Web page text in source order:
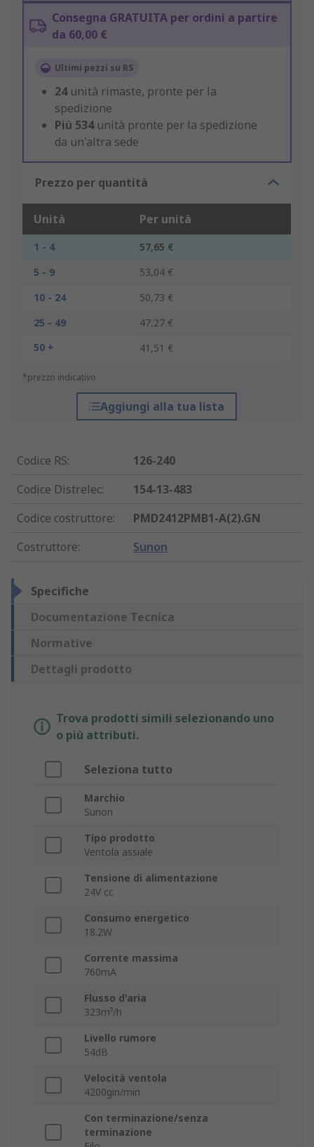
Consegna GRATUITA per ordini a partire
da 60,00 €
Ultimi pezzi su RS
24 unità rimaste, pronte per la
spedizione
Più 534 unità pronte per la spedizione
da un'altra sede
Prezzo per quantità
Unità Per unità
1 - 4
57,65 €
5 - 9
53,04 €
10 - 24
50,73 €
25 - 49
47,27 €
50 +
41,51 €
*prezzo indicativo
Aggiungi alla tua lista
Codice RS:
126-240
Codice Distrelec:
154-13-483
Codice costruttore:
PMD2412PMB1-A(2).GN
Costruttore: Sunon
Specifiche
Documentazione Tecnica
Normative
Dettagli prodotto
Trova prodotti simili selezionando uno
o più attributi.
Seleziona tutto
Marchio
Sunon
Tipo prodotto
Ventola assiale
Tensione di alimentazione
24V cc
Consumo energetico
18.2W
Corrente massima
760mA
Flusso d'aria
323m³/h
Livello rumore
54dB
Velocità ventola
4200giri/min
Con terminazione/senza
terminazione